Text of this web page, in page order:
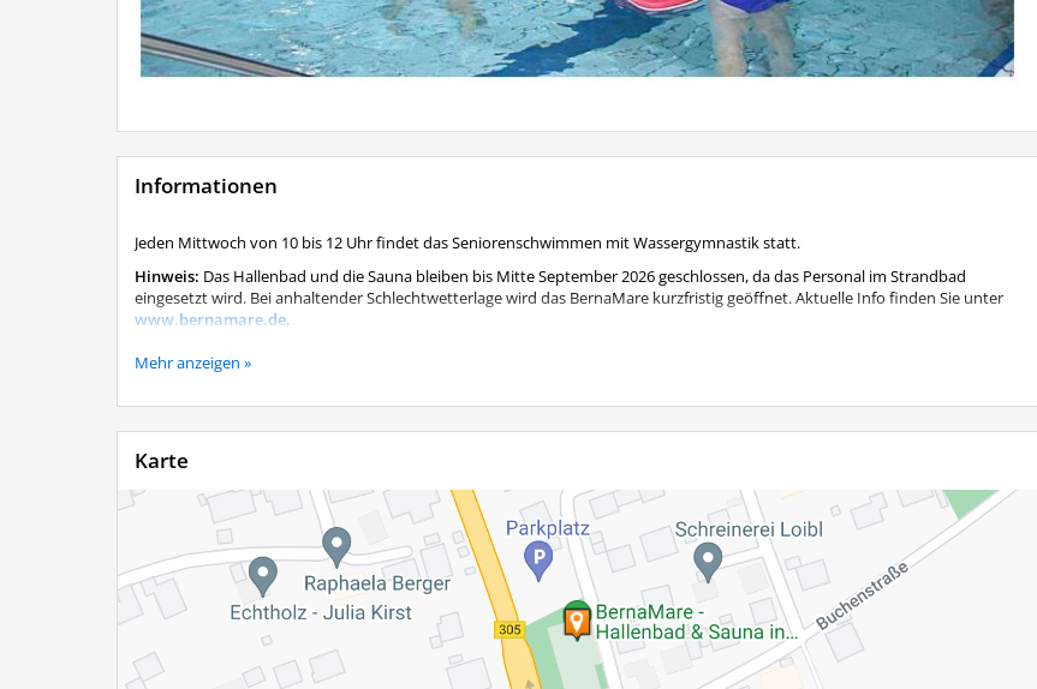
Informationen
Jeden Mittwoch von 10 bis 12 Uhr findet das Seniorenschwimmen mit Wassergymnastik statt.
Hinweis: Das Hallenbad und die Sauna bleiben bis Mitte September 2026 geschlossen, da das Personal im Strandbad
eingesetzt wird. Bei anhaltender Schlechtwetterlage wird das BernaMare kurzfristig geöffnet. Aktuelle Info finden Sie unter
www.bernamare.de.
Das Seniorenschwimmen findet trotz der Schließung jeden Mittwoch wie gewohnt statt.
Mehr anzeigen »
Karte